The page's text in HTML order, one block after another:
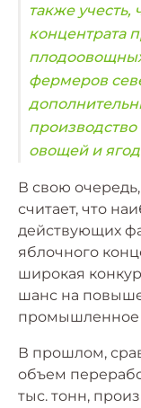
также
концентрата
фермеров
производство
овощей и
В свою
считает, что
действующих
яблочного
широкая
шанс на
промышленное
В прошлом,
объем
тыс. тонн,